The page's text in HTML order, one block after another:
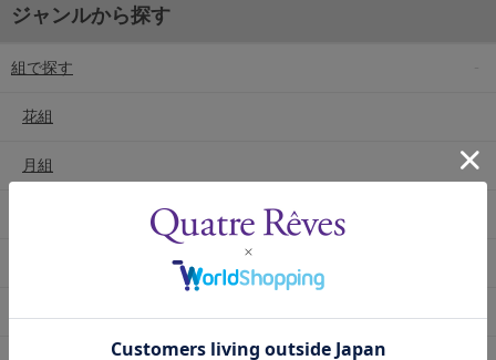
ジャンルから探す
組で探す
花組
月組